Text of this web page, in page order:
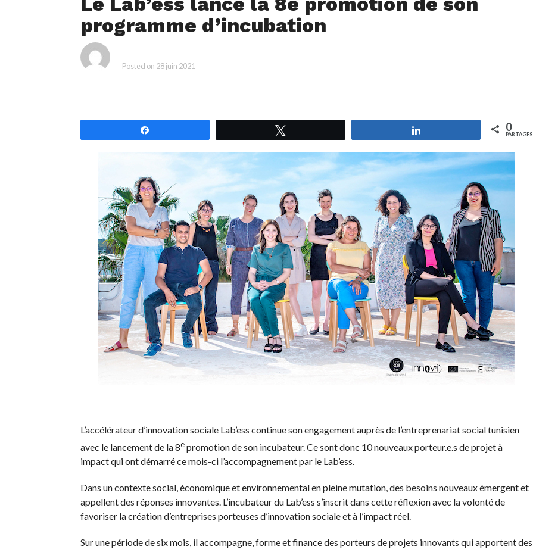
programme d’incubation
Posted on 28 juin 2021
0
PARTAGES
L’accélérateur d’innovation sociale Lab’ess continue son engagement auprès de l’entreprenariat social tunisien
avec le lancement de la 8epromotion de son incubateur. Ce sont donc 10 nouveaux porteur.e.s de projet à
impact qui ont démarré ce mois-ci l’accompagnement par le Lab’ess.
Dans un contexte social, économique et environnemental en pleine mutation, des besoins nouveaux émergent et
appellent des réponses innovantes. L’incubateur du Lab’ess s’inscrit dans cette réflexion avec la volonté de
favoriser la création d’entreprises porteuses d’innovation sociale et à l’impact réel.
Sur une période de six mois, il accompagne, forme et finance des porteurs de projets innovants qui apportent des